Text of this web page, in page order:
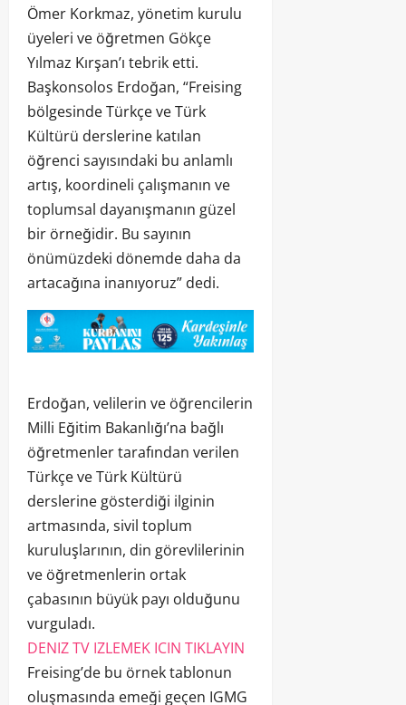
Ömer Korkmaz, yönetim kurulu
üyeleri ve öğretmen Gökçe
Yılmaz Kırşan’ı tebrik etti.
Başkonsolos Erdoğan, “Freising
bölgesinde Türkçe ve Türk
Kültürü derslerine katılan
öğrenci sayısındaki bu anlamlı
artış, koordineli çalışmanın ve
toplumsal dayanışmanın güzel
bir örneğidir. Bu sayının
önümüzdeki dönemde daha da
artacağına inanıyoruz” dedi.
Erdoğan, velilerin ve öğrencilerin
Milli Eğitim Bakanlığı’na bağlı
öğretmenler tarafından verilen
Türkçe ve Türk Kültürü
derslerine gösterdiği ilginin
artmasında, sivil toplum
kuruluşlarının, din görevlilerinin
ve öğretmenlerin ortak
çabasının büyük payı olduğunu
vurguladı.
DENIZ TV IZLEMEK ICIN TIKLAYIN
Freising’de bu örnek tablonun
oluşmasında emeği geçen IGMG